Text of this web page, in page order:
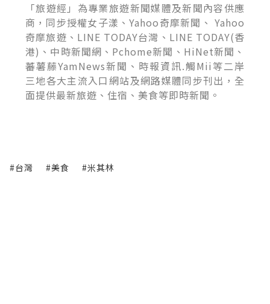
「旅遊經」為專業旅遊新聞媒體及新聞內容供應
商，同步授權女子漾、Yahoo奇摩新聞、 Yahoo
奇摩旅遊、LINE TODAY台灣、LINE TODAY(香
港)、中時新聞網、Pchome新聞、HiNet新聞、
蕃薯藤YamNews新聞、時報資訊.觸Mii等二岸
三地各大主流入口網站及網路媒體同步刊出，全
面提供最新旅遊、住宿、美食等即時新聞。
#台灣 #美食 #米其林